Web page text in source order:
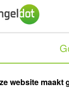
voorop. Wij
voor jouw
telefonisch
08:00 en
04
website maakt